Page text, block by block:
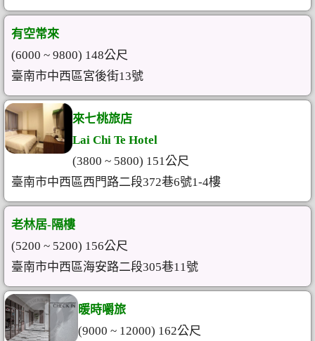
有空常來
(6000 ~ 9800) 148公尺
臺南市中西區宮後街13號
來七桃旅店
Lai Chi Te Hotel
(3800 ~ 5800) 151公尺
臺南市中西區西門路二段372巷6號1-4樓
老林居-隔樓
(5200 ~ 5200) 156公尺
臺南市中西區海安路二段305巷11號
暖時嚼旅
(9000 ~ 12000) 162公尺